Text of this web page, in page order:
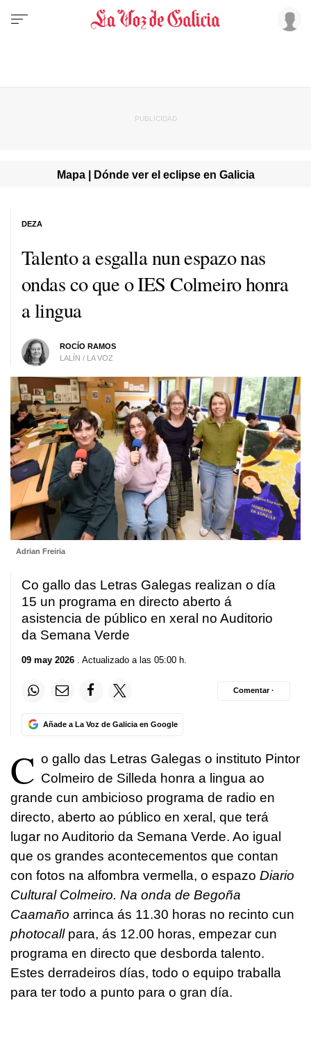
Mapa | Dónde ver el eclipse en Galicia
Talento a esgalla nun espazo nas
ondas co que o IES Colmeiro honra
a lingua
ROCÍO RAMOS
LALÍN / LA VOZ
DEZA
Adrian Freiria
Co gallo das Letras Galegas realizan o día
15 un programa en directo aberto á
asistencia de público en xeral no Auditorio
da Semana Verde
09 may 2026 . Actualizado a las 05:00 h.
Añade a La Voz de Galicia en Google
Comentar ·
C o gallo das Letras Galegas o instituto Pintor
Colmeiro de Silleda honra a lingua ao
grande cun ambicioso programa de radio en
directo, aberto ao público en xeral, que terá
lugar no Auditorio da Semana Verde. Ao igual
que os grandes acontecementos que contan
con fotos na alfombra vermella, o espazo Diario
Cultural Colmeiro. Na onda de Begoña
Caamaño arrinca ás 11.30 horas no recinto cun
photocallpara, ás 12.00 horas, empezar cun
programa en directo que desborda talento.
Estes derradeiros días, todo o equipo traballa
para ter todo a punto para o gran día.